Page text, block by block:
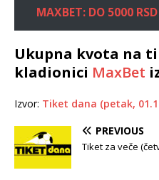
MAXBET: DO 5000
Ukupna kvota na
kladionici MaxBet
Izvor: Tiket dana (petak,
PREVIOUS
Tiket za veče